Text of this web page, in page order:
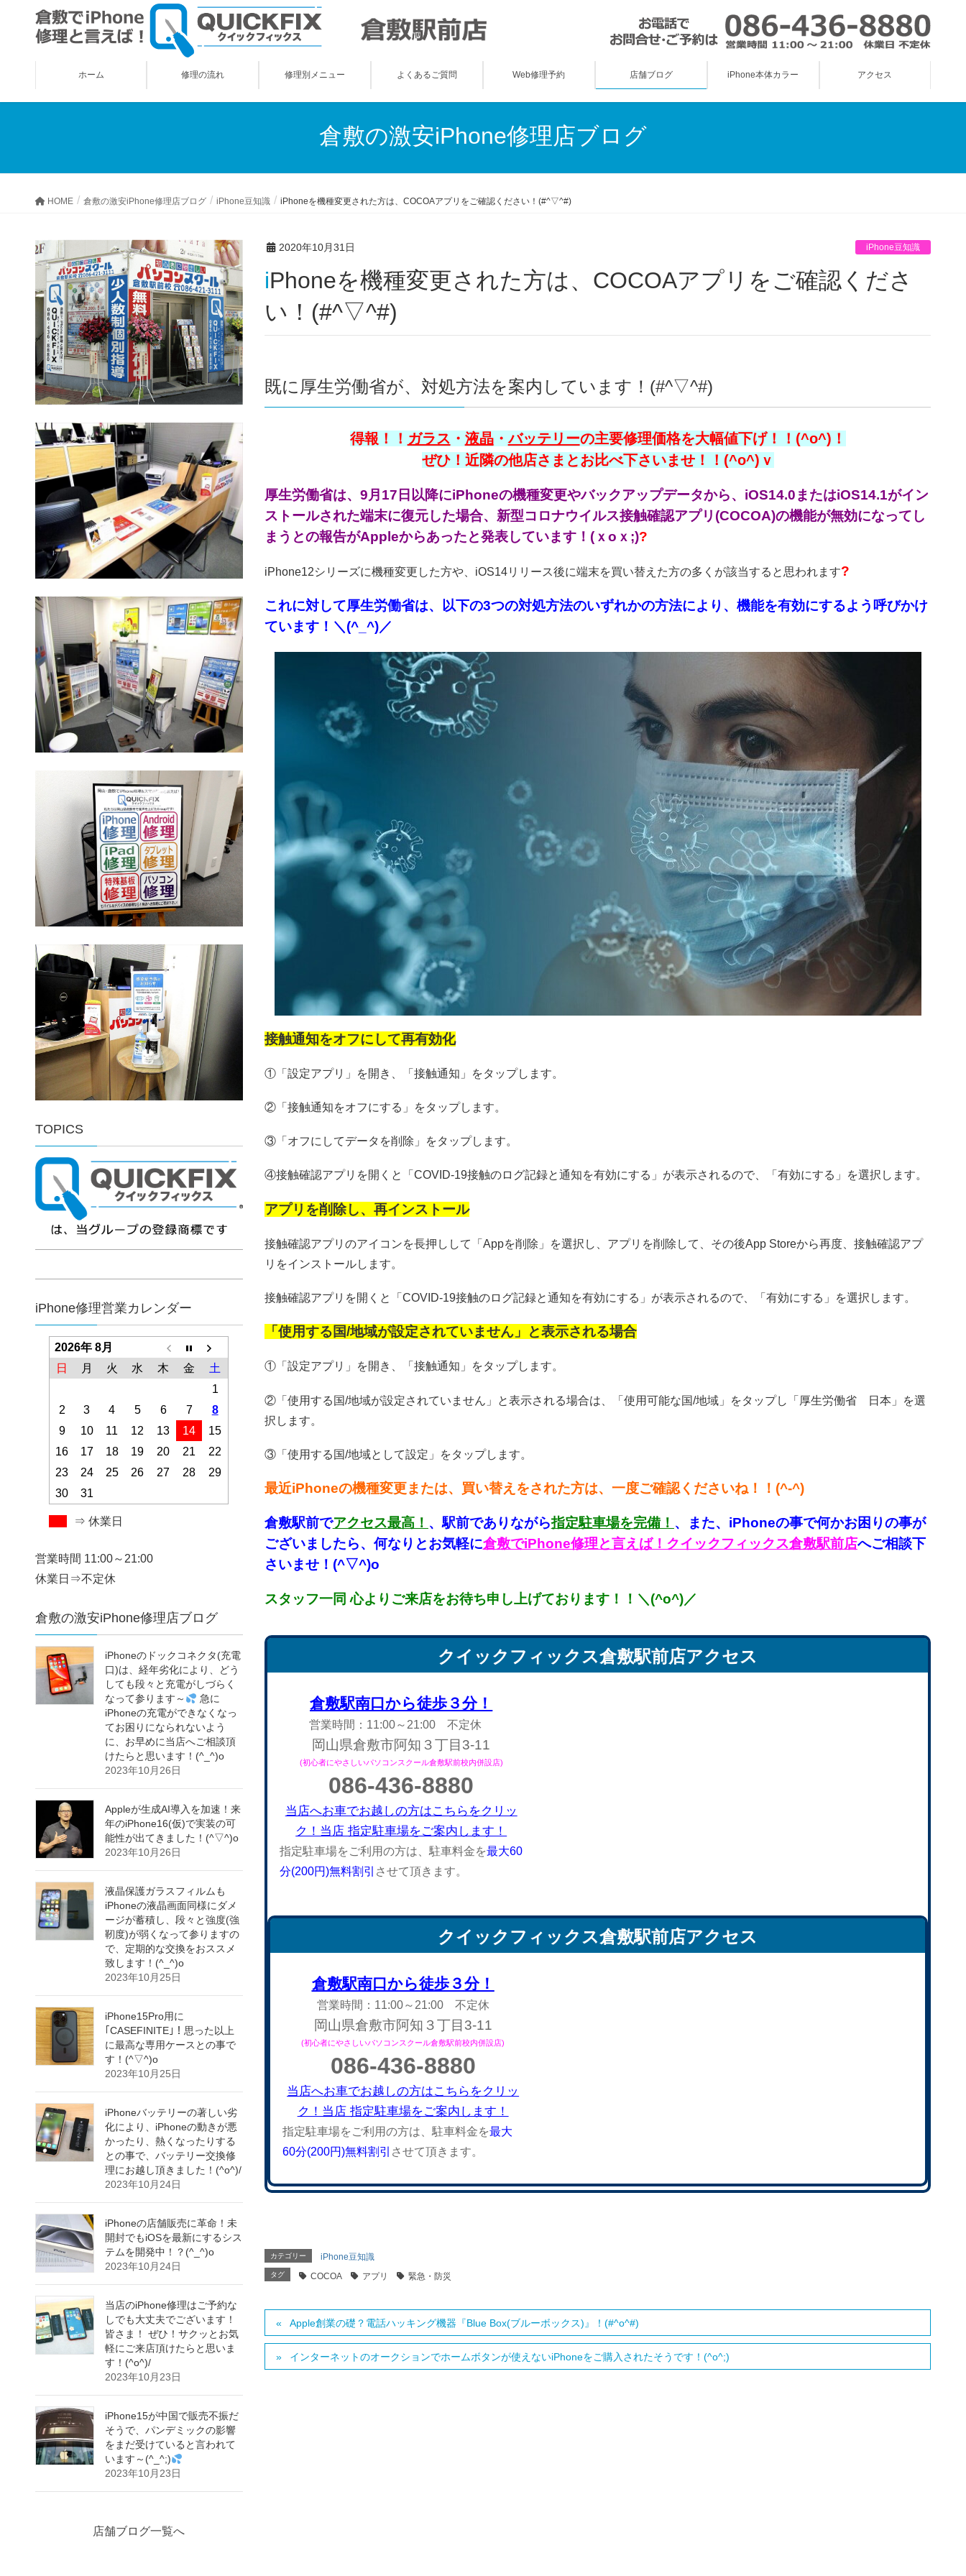
ホーム 修理の流れ 修理別メニュー よくあるご質問 Web修理予約 店舗ブログ iPhone本体カラー アクセス
倉敷の激安iPhone修理店ブログ
HOME 倉敷の激安iPhone修理店ブログ iPhone豆知識 iPhoneを機種変更された方は、COCOAアプリをご確認ください！(#^▽^#)
2020年10月31日 iPhone豆知識
iPhoneを機種変更された方は、COCOAアプリをご確認くださ
い！(#^▽^#)
既に厚生労働省が、対処方法を案内しています！(#^▽^#)
得報！！ ガラス ・ 液晶・バッテリーの主要修理価格を大幅値下げ！！(^o^)！
ぜひ！近隣の他店さまとお比べ下さいませ！！(^o^)ｖ
厚生労働省は、9月17日以降にiPhoneの機種変更やバックアップデータから、iOS14.0またはiOS14.1がイン
ストールされた端末に復元した場合、新型コロナウイルス接触確認アプリ(COCOA)の機能が無効になってし
まうとの報告がAppleからあったと発表しています！(ｘoｘ;)?
iPhone12シリーズに機種変更した方や、iOS14リリース後に端末を買い替えた方の多くが該当すると思われます?
これに対して厚生労働省は、以下の3つの対処方法のいずれかの方法により、機能を有効にするよう呼びかけ
ています！＼(^_^)／
接触通知をオフにして再有効化
①「設定アプリ」を開き、「接触通知」をタップします。
②「接触通知をオフにする」をタップします。
③「オフにしてデータを削除」をタップします。
④接触確認アプリを開くと「COVID-19接触のログ記録と通知を有効にする」が表示されるので、「有効にする」を選択します。
アプリを削除し、再インストール
接触確認アプリのアイコンを長押しして「Appを削除」を選択し、アプリを削除して、その後App Storeから再度、接触確認アプ
リをインストールします。
接触確認アプリを開くと「COVID-19接触のログ記録と通知を有効にする」が表示されるので、「有効にする」を選択します。
「使用する国/地域が設定されていません」と表示される場合
①「設定アプリ」を開き、「接触通知」をタップします。
②「使用する国/地域が設定されていません」と表示される場合は、「使用可能な国/地域」をタップし「厚生労働省 日本」を選
択します。
③「使用する国/地域として設定」をタップします。
最近iPhoneの機種変更または、買い替えをされた方は、一度ご確認くださいね！！(^-^)
倉敷駅前でアクセス最高！ 、駅前でありながら指定駐車場を完備！ 、
また、iPhoneの事で何かお困りの事が
ございましたら、何なりとお気軽に倉敷でiPhone修理と言えば！クイックフィックス倉敷駅前店へご相談下
さいませ！(^▽^)o
スタッフ一同 心よりご来店をお待ち申し上げております！！＼(^o^)／
クイックフィックス倉敷駅前店アクセス
倉敷駅南口から徒歩３分！
営業時間：11:00～21:00 不定休
岡山県倉敷市阿知３丁目3-11
(初心者にやさしいパソコンスクール倉敷駅前校内併設店)
086-436-8880
当店へお車でお越しの方はこちらをクリッ
ク！当店 指定駐車場をご案内します！
指定駐車場をご利用の方は、駐車料金を最大60
分(200円)無料割引 させて頂きます。
クイックフィックス倉敷駅前店アクセス
倉敷駅南口から徒歩３分！
営業時間：11:00～21:00 不定休
岡山県倉敷市阿知３丁目3-11
(初心者にやさしいパソコンスクール倉敷駅前校内併設店)
086-436-8880
当店へお車でお越しの方はこちらをクリッ
ク！当店 指定駐車場をご案内します！
指定駐車場をご利用の方は、駐車料金を最大
60分(200円)無料割引 させて頂きます。
カテゴリー iPhone豆知識
タグ COCOA アプリ 緊急・防災
Apple創業の礎？電話ハッキング機器『Blue Box(ブルーボックス)』！(#^o^#)
インターネットのオークションでホームボタンが使えないiPhoneをご購入されたそうです！(^o^;)
TOPICS
iPhone修理営業カレンダー
2026年 8月
日
月 火 水 木 金
土
1
2
3 4 5 6 7
8
9
10 11 12 13 14
15
16
17 18 19 20 21
22
23
24 25 26 27 28
29
30
31
⇒ 休業日
営業時間 11:00～21:00
休業日⇒不定休
倉敷の激安iPhone修理店ブログ
iPhoneのドックコネクタ(充電
口)は、経年劣化により、どう
しても段々と充電がしづらく
なって参ります～
急に
iPhoneの充電ができなくなっ
てお困りになられないよう
に、お早めに当店へご相談頂
けたらと思います！(^_^)o
2023年10月26日
Appleが生成AI導入を加速！来
年のiPhone16(仮)で実装の可
能性が出てきました！(^▽^)o
2023年10月26日
液晶保護ガラスフィルムも
iPhoneの液晶画面同様にダメ
ージが蓄積し、段々と強度(強
靭度)が弱くなって参りますの
で、定期的な交換をおススメ
致します！(^_^)o
2023年10月25日
iPhone15Pro用に
｢CASEFINITE｣！思った以上
に最高な専用ケースとの事で
す！(^▽^)o
2023年10月25日
iPhoneバッテリーの著しい劣
化により、iPhoneの動きが悪
かったり、熱くなったりする
との事で、バッテリー交換修
理にお越し頂きました！(^o^)/
2023年10月24日
iPhoneの店舗販売に革命！未
開封でもiOSを最新にするシス
テムを開発中！？(^_^)o
2023年10月24日
当店のiPhone修理はご予約な
しでも大丈夫でございます！
皆さま！ ぜひ！サクッとお気
軽にご来店頂けたらと思いま
す！(^o^)/
2023年10月23日
iPhone15が中国で販売不振だ
そうで、パンデミックの影響
をまだ受けていると言われて
います～(^_^;)
2023年10月23日
店舗ブログ一覧へ